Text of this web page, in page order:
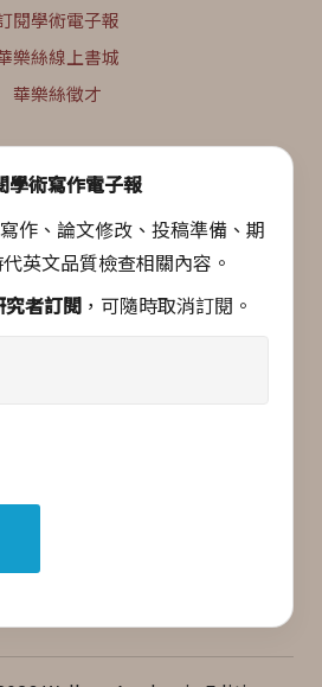
閱學術電子報
樂絲線上書城
華樂絲徵才
學術寫作電子報
作、論文修改、投稿準備、期
英文品質檢查相關內容。
者訂閱 ，可隨時取消訂閱。